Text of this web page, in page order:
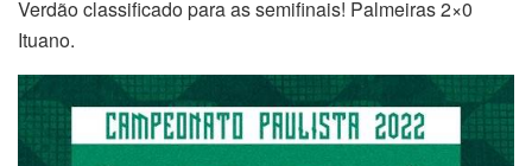
Verdão classificado para as semifinais! Palmeiras 2×0
Ituano.